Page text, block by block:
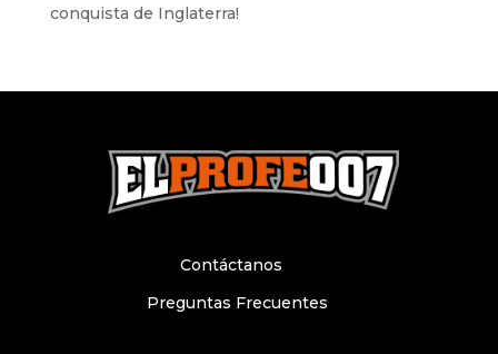
conquista de Inglaterra!
Preguntas Frecuentes
Contáctanos